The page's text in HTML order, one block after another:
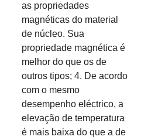
as propriedades
magnéticas do material
de núcleo. Sua
propriedade magnética é
melhor do que os de
outros tipos; 4. De acordo
com o mesmo
desempenho eléctrico, a
elevação de temperatura
é mais baixa do que a de